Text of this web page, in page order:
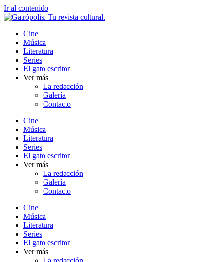
Ir al contenido
Cine
Música
Literatura
Series
El gato escritor
Ver más
La redacción
Galería
Contacto
Cine
Música
Literatura
Series
El gato escritor
Ver más
La redacción
Galería
Contacto
Cine
Música
Literatura
Series
El gato escritor
Ver más
La redacción